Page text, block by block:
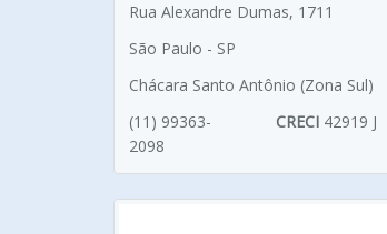
Rua Alexandre Dumas, 1711
São Paulo - SP
Chácara Santo Antônio (Zona Sul)
(11) 99363-
2098
CRECI 42919 J